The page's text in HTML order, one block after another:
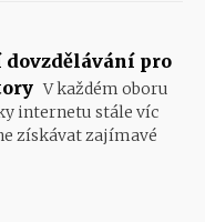
pro
V každém oboru
internetu stále víc
získávat zajímavé